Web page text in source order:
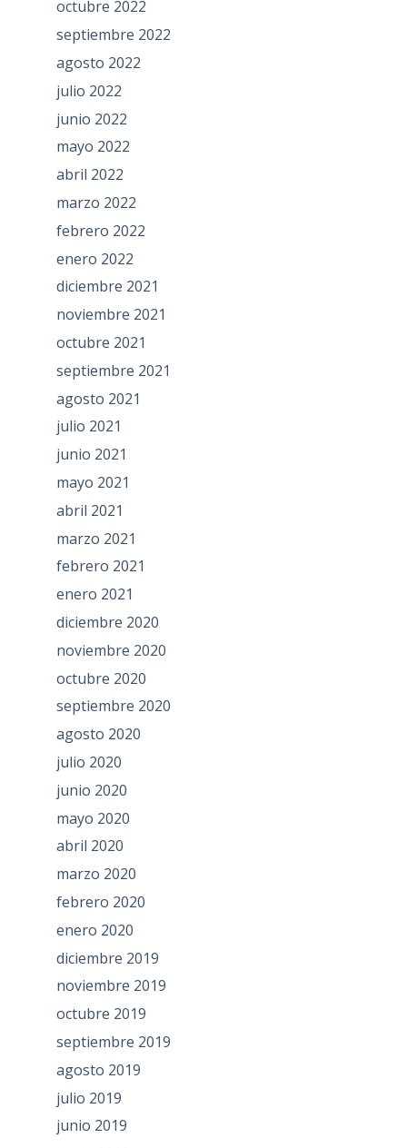
octubre 2022
septiembre 2022
agosto 2022
julio 2022
junio 2022
mayo 2022
abril 2022
marzo 2022
febrero 2022
enero 2022
diciembre 2021
noviembre 2021
octubre 2021
septiembre 2021
agosto 2021
julio 2021
junio 2021
mayo 2021
abril 2021
marzo 2021
febrero 2021
enero 2021
diciembre 2020
noviembre 2020
octubre 2020
septiembre 2020
agosto 2020
julio 2020
junio 2020
mayo 2020
abril 2020
marzo 2020
febrero 2020
enero 2020
diciembre 2019
noviembre 2019
octubre 2019
septiembre 2019
agosto 2019
julio 2019
junio 2019